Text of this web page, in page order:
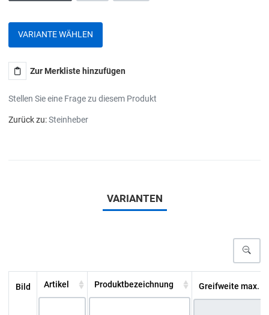
VARIANTE WÄHLEN
Zur Merkliste hinzufügen
Stellen Sie eine Frage zu diesem Produkt
Zurück zu:Steinheber
VARIANTEN
Bild Artikel Produktbezeichnung Greifweite max.